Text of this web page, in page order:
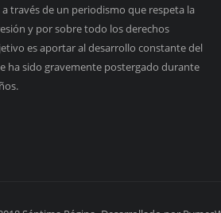
través de un periodismo que respeta la
y por sobre todo los derechos
es aportar al desarrollo constante del
ha sido gravemente postergado durante